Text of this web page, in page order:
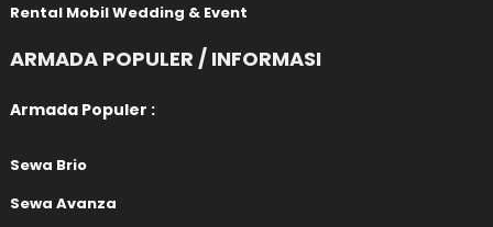
Rental Mobil Wedding & Event
ARMADA POPULER / INFORMASI
Armada Populer :
Sewa Brio
Sewa Avanza